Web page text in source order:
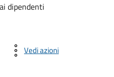
dipendenti
Vedi azioni